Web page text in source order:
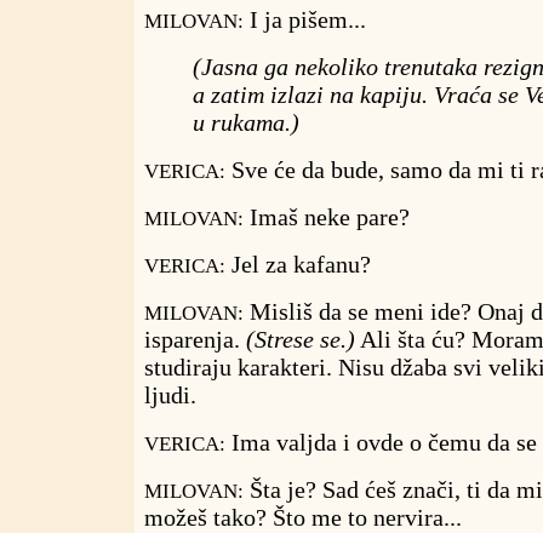
MILOVAN: I ja pišem...
(Jasna ga nekoliko trenutaka
a zatim izlazi na kapiju. Vraća se
u rukama.)
VERICA: Sve će da bude, samo da mi ti
MILOVAN: Imaš neke pare?
VERICA: Jel za kafanu?
MILOVAN: Misliš da se meni ide? Onaj
isparenja. (Strese se.) Ali šta ću?
studiraju karakteri. Nisu džaba svi
ljudi.
VERICA: Ima valjda i ovde o čemu da se
MILOVAN: Šta je? Sad ćeš znači, ti da
možeš tako? Što me to nervira...